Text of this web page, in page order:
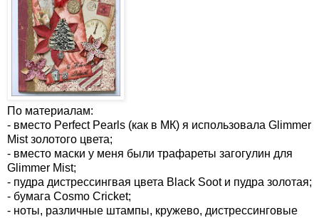
По материалам:
- вместо Perfect Pearls (как в МК) я использовала Glimmer
Mist золотого цвета;
- вместо маски у меня были трафареты загогулин для
Glimmer Mist;
- пудра дистрессингвая цвета Black Soot и пудра золотая;
- бумага Cosmo Cricket;
- ноты, различные штампы, кружево, дистрессинговые